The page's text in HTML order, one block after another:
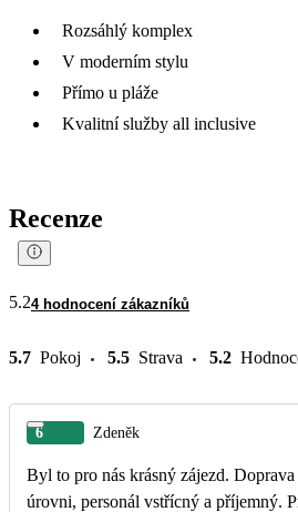
Rozsáhlý komplex
V moderním stylu
Přímo u pláže
Kvalitní služby all inclusive
Recenze
5.24 hodnocení zákazníků
5.7 Pokoj 5.5 Strava 5.2
6 Zdeněk
Byl to pro nás krásný zájezd. Doprava z a na letiště příjemná a pohodlná, služby v hotelu na
úrovni, personál vstřícný a příjemný.